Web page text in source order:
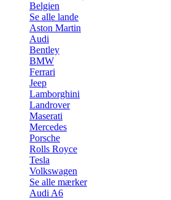
Belgien
Se alle lande
Aston Martin
Audi
Bentley
BMW
Ferrari
Jeep
Lamborghini
Landrover
Maserati
Mercedes
Porsche
Rolls Royce
Tesla
Volkswagen
Se alle mærker
Audi A6